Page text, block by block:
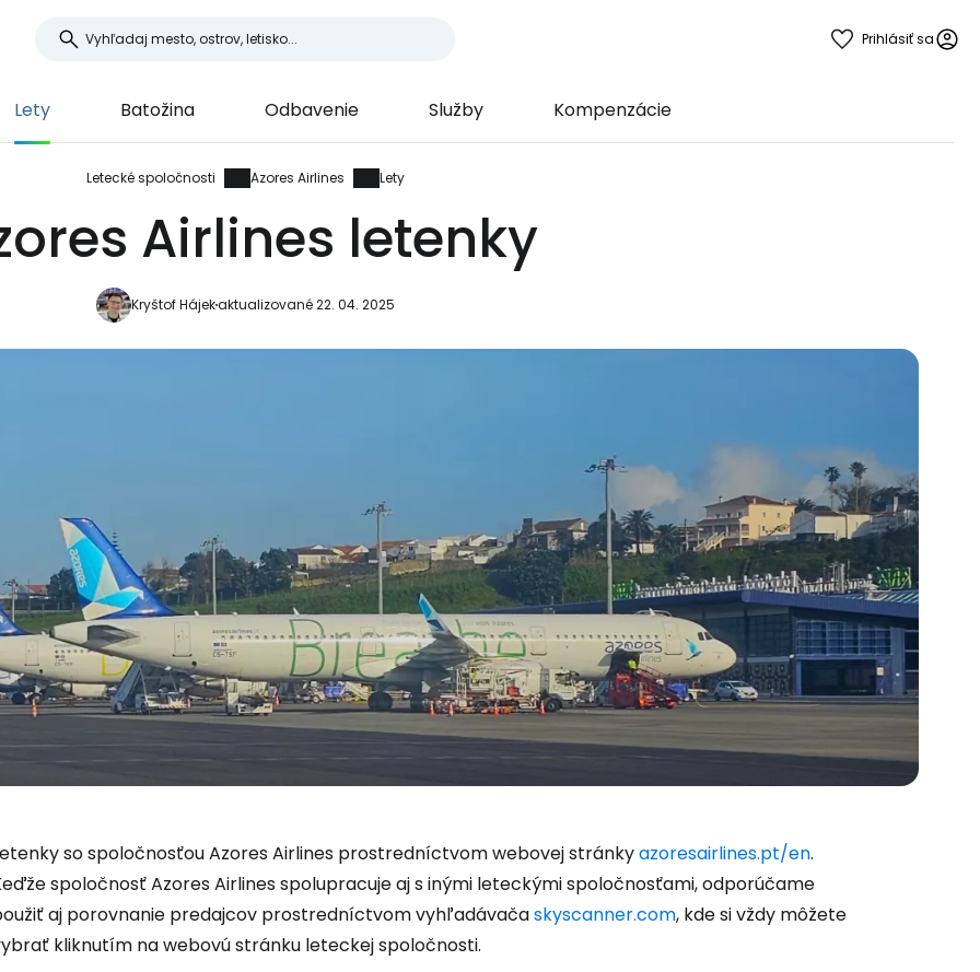
Prihlásiť sa
Lety Batožina Odbavenie Služby Kompenzácie
Letecké spoločnosti Azores Airlines Lety
Airlines letenky
Kryštof Hájekaktualizované 22. 04. 2025
so spoločnosťou Azores Airlines prostredníctvom webovej stránkyazoresairlines.pt/en.
spoločnosť Azores Airlines spolupracuje aj s inými leteckými spoločnosťami, odporúčame
aj porovnanie predajcov prostredníctvom vyhľadávačaskyscanner.com, kde si vždy môžete
kliknutím na webovú stránku leteckej spoločnosti.